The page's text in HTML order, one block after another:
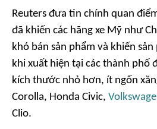
Reuters đưa tin chính quan
đã khiến các hãng xe Mỹ như
khó bán sản phẩm và khiến
khi xuất hiện tại các thành phố
kích thước nhỏ hơn, ít ngốn
Corolla, Honda Civic,
Clio.